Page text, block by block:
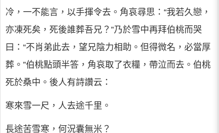
冷，一不能言，以手揮令去。角哀尋思：“我若久戀，
亦凍死矣，死後誰葬吾兄？”乃於雪中再拜伯桃而哭
曰：“不肖弟此去，望兄陰力相助。但得微名，必當厚
葬。”伯桃點頭半答，角哀取了衣糧，帶泣而去。伯桃
死於桑中。後人有詩讚云：
寒來雪一尺，人去途千里。
長途苦雪寒，何況囊無米？